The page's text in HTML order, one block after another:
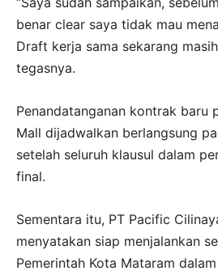
benar clear saya tidak mau
Draft kerja sama sekarang
tegasnya.
Penandatanganan kontrak baru
Mall dijadwalkan berlangsung
setelah seluruh klausul dalam
final.
Sementara itu, PT Pacific
menyatakan siap menjalankan
Pemerintah Kota Mataram